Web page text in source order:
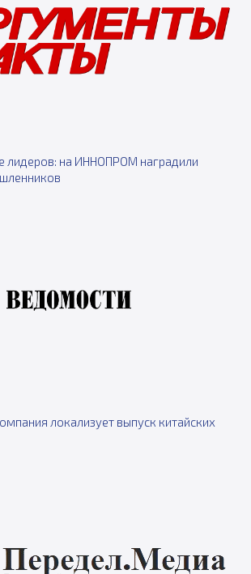
лидеров: на ИННОПРОМ наградили
локализует выпуск китайских